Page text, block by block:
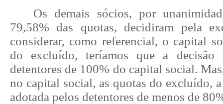
Os demais sócios, por
79,58% das quotas, decidiram pela
considerar, como referencial, o capital
do excluído, teríamos que a decisão
detentores de 100% do capital social.
no capital social, as quotas do excluído,
adotada pelos detentores de menos de